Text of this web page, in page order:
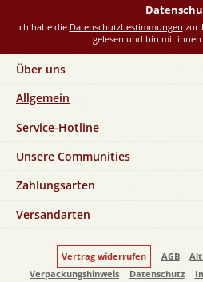
Ich habe die Datenschutzbestimmungen zur
gelesen und bin mit
Über uns
Allgemein
Service-Hotline
Unsere Communities
Zahlungsarten
Versandarten
Vertrag widerrufen AGB
Verpackungshinweis
Datenschutz